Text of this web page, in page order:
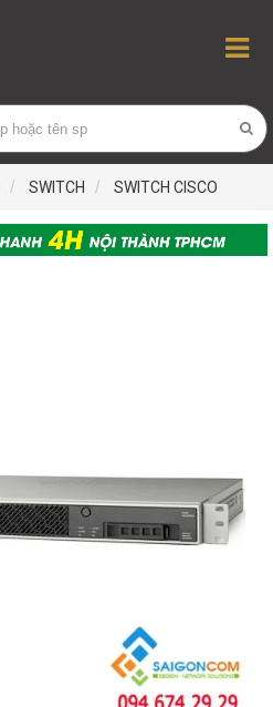
SWITCH SWITCH CISCO